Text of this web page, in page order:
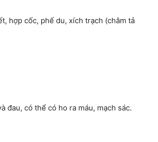
hợp cốc, phế du, xích trạch (châm tả
đau, có thể có ho ra máu, mạch sác.